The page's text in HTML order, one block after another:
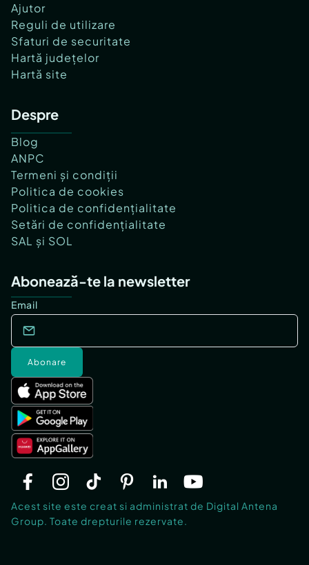
Ajutor
Reguli de utilizare
Sfaturi de securitate
Hartă județelor
Hartă site
Despre
Blog
ANPC
Termeni și condiții
Politica de cookies
Politica de confidențialitate
Setări de confidențialitate
SAL și SOL
Abonează-te la newsletter
Email
Abonare
Acest site este creat si administrat de Digital Antena
Group. Toate drepturile rezervate.